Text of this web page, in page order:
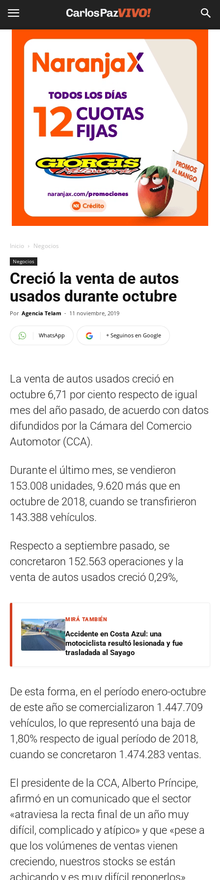
Inicio Negocios
Negocios
Creció la venta de autos
usados durante octubre
Por Agencia Telam - 11 noviembre, 2019
WhatsApp + Seguinos en Google
La venta de autos usados creció en
octubre 6,71 por ciento respecto de igual
mes del año pasado, de acuerdo con datos
difundidos por la Cámara del Comercio
Automotor (CCA).
Durante el último mes, se vendieron
153.008 unidades, 9.620 más que en
octubre de 2018, cuando se transfirieron
143.388 vehículos.
Respecto a septiembre pasado, se
concretaron 152.563 operaciones y la
venta de autos usados creció 0,29%,
MIRÁ TAMBIÉN
Accidente en Costa Azul: una
motociclista resultó lesionada y fue
trasladada al Sayago
De esta forma, en el período enero-octubre
de este año se comercializaron 1.447.709
vehículos, lo que representó una baja de
1,80% respecto de igual período de 2018,
cuando se concretaron 1.474.283 ventas.
El presidente de la CCA, Alberto Príncipe,
afirmó en un comunicado que el sector
«atraviesa la recta final de un año muy
difícil, complicado y atípico» y que «pese a
que los volúmenes de ventas vienen
creciendo, nuestros stocks se están
achicando y es muy difícil reponerlos».